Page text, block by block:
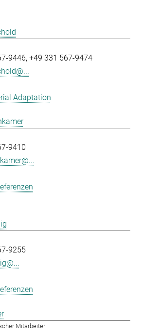
9446 +49 331 567-9474
Adaptation
9410
9255
Mitarbeiter